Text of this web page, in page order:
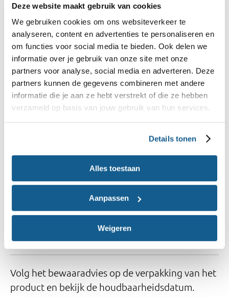
Deze website maakt gebruik van cookies
We gebruiken cookies om ons websiteverkeer te
analyseren, content en advertenties te personaliseren en
om functies voor social media te bieden. Ook delen we
informatie over je gebruik van onze site met onze
partners voor analyse, social media en adverteren. Deze
partners kunnen de gegevens combineren met andere
informatie die je aan ze hebt verstrekt of die ze hebben
verzameld op basis van jouw gebruik van hun services.
Details tonen
Alles toestaan
Aanpassen
Weigeren
Bewaartip voor dit product
Sushi gemaakt van rauwe vis is een erg
bederfelijk product. Vers gemaakte sushi kun je
in (herbruikbaar) vershoudfolie in de koelkast 1
dag bewaren. Invriezen van sushi kan, maar de
kwaliteit kan wel achteruit gaan. Wees
voorzichtig met bestelde sushi. Omdat je niet
weet hoe lang de sushi op kamertemperatuur bij
het restaurant heeft gelegen is het beter om
deze niet alsnog in te vriezen. Mocht je te veel
hebben besteld, dan is het advies om deze gelijk
in de koelkast te leggen en tot maximaal 1 dag te
uur buiten de koelkast heeft gestaan, kun je
beter niet meer eten. Als er geen rauwe vis in de
sushi zit, dan kun je deze vaak nog 1 dag extra
bewaren in de koelkast
Gaat het om een gesloten verpakking?
Volg het bewaaradvies op de verpakking van het
product en bekijk de houdbaarheidsdatum.